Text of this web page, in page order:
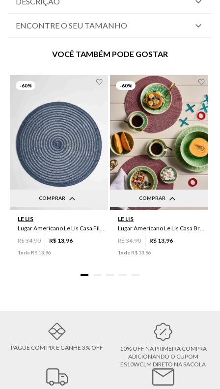
ENCONTRE O SEU TAMANHO
VOCÊ TAMBÉM PODE GOSTAR
-60%
COMPRAR
LE LIS
Lugar Americano Le Lis Casa Filipa
R$34,90 R$ 13 96
1x de R$ 13 96
-60%
COMPRAR
LE LIS
Lugar Americano Le Lis Casa Brenda
R$34,90 R$ 13 96
1x de R$ 13 96
PAGUE COM PIX E GANHE 3% OFF
10% OFF NA PRIMEIRA COMPRA
ADICIONANDO O CUPOM
ES10WCLM DIRETO NA SACOLA